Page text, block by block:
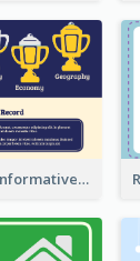
Champion Cup Informative Record